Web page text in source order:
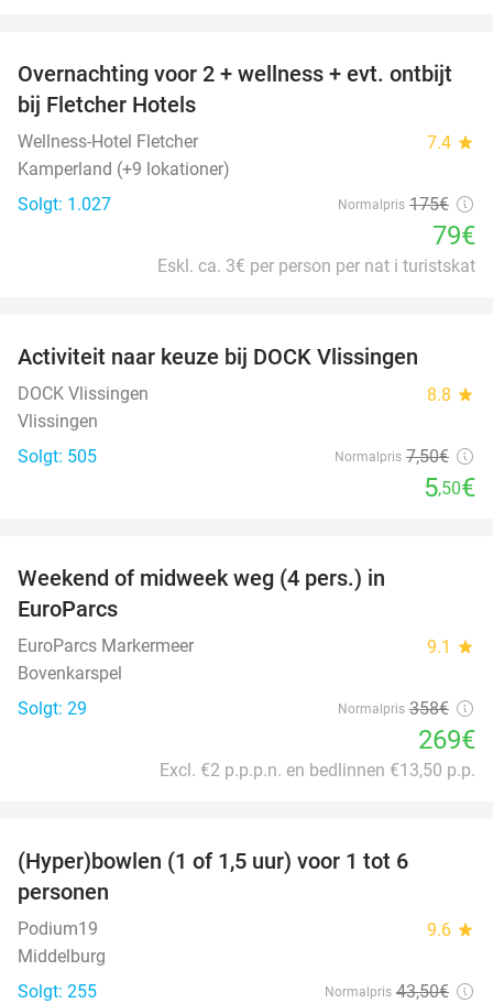
55%
Overnachting voor 2 + wellness + evt. ontbijt
bij Fletcher Hotels
Wellness-Hotel Fletcher 7.4 star
Kamperland (+9 lokationer)
Solgt: 1.027
Normalpris 175€
79€
Eskl. ca. 3€ per person per nat i turistskat
Activiteit naar keuze bij DOCK Vlissingen
DOCK Vlissingen 8.8 star
Vlissingen
Solgt: 505
Normalpris 7,50€
5,50€
Weekend of midweek weg (4 pers.) in
EuroParcs
EuroParcs Markermeer 9.1 star
Bovenkarspel
Solgt: 29
Normalpris 358€
269€
Excl. €2 p.p.p.n. en bedlinnen €13,50 p.p.
(Hyper)bowlen (1 of 1,5 uur) voor 1 tot 6
personen
Podium19 9.6 star
Middelburg
Solgt: 255
Normalpris 43,50€